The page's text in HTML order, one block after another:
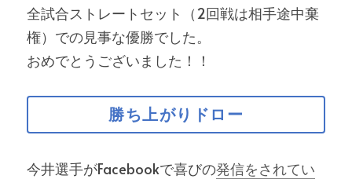
全試合ストレートセット（2回戦は相手途中棄
権）での見事な優勝でした。
おめでとうございました！！
勝ち上がりドロー
今井選手がFacebookで喜びの発信をされてい